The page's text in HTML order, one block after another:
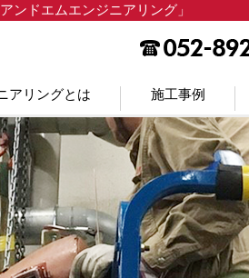
ドエムエンジニアリング」
アリングとは 施工事例